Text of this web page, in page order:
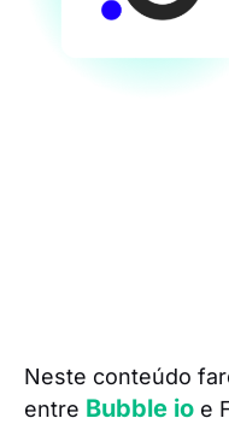
Neste conteúdo
entre Bubble io e